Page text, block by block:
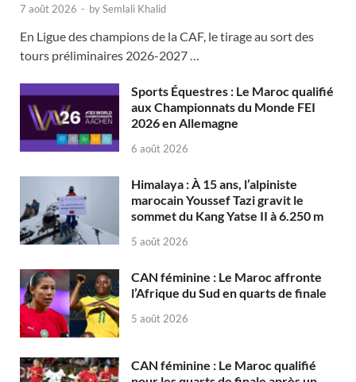
7 août 2026 - bySemlali Khalid
En Ligue des champions de la CAF, le tirage au sort des
tours préliminaires 2026-2027 …
Sports Équestres : Le Maroc qualifié
aux Championnats du Monde FEI
2026 en Allemagne
6 août 2026
Himalaya : À 15 ans, l’alpiniste
marocain Youssef Tazi gravit le
sommet du Kang Yatse II à 6.250 m
5 août 2026
CAN féminine : Le Maroc affronte
l’Afrique du Sud en quarts de finale
5 août 2026
CAN féminine : Le Maroc qualifié